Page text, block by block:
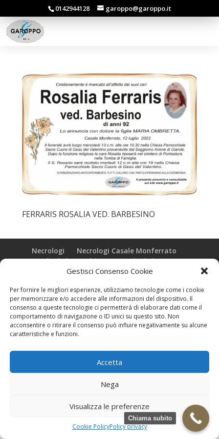
Gestisci Consenso Cookie
Per fornire le migliori esperienze, utilizziamo tecnologie come i cookie
per memorizzare e/o accedere alle informazioni del dispositivo. Il
consenso a queste tecnologie ci permetterà di elaborare dati come il
comportamento di navigazione o ID unici su questo sito. Non
acconsentire o ritirare il consenso può influire negativamente su alcune
caratteristiche e funzioni.
Accetta
Nega
Visualizza le preferenze
Cookie PolicyPolicy privacy
0142944128 garoppo@garoppo.it
FERRARIS ROSALIA VED. BARBESINO
Necrologi
Necrologi Casale Monferrato
Necrologi Alessandria
Necrologi Piemonte
Realizzazione grafica e Copyright © zeropensieri local web -
Casale Monferrato info@zeropensieri-cloud
Chiama subito